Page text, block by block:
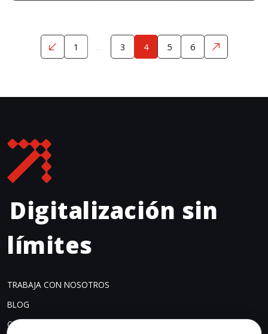
1 … 3 4 5 6
Digitalización sin
límites
TRABAJA CON NOSOTROS
BLOG
CONTACTO